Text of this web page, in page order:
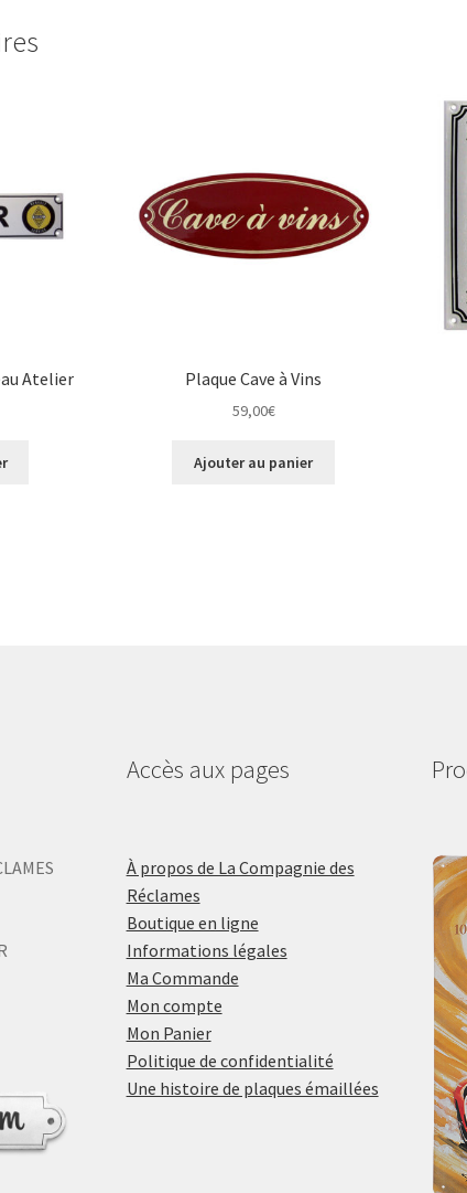
Atelier Plaque Cave à Vins
59,00€
Ajouter au panier
Accès aux pages
À propos de La Compagnie des
Réclames
Boutique en ligne
Informations légales
Ma Commande
Mon compte
Mon Panier
Politique de confidentialité
Une histoire de plaques émaillées